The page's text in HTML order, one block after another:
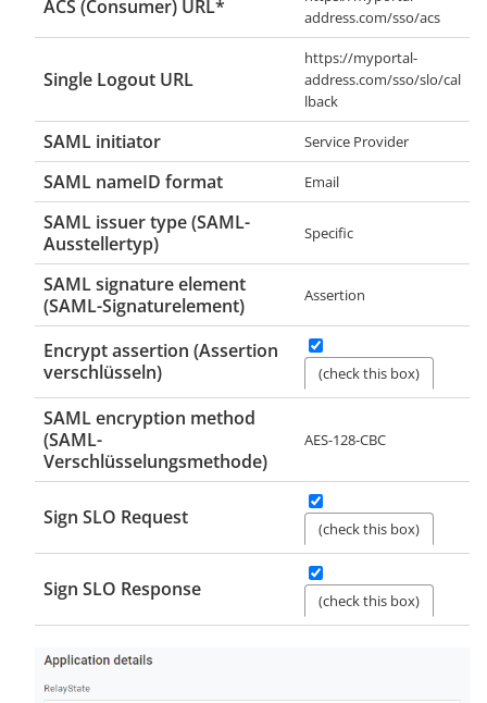
ACS (Consumer) URL*
address.com/sso/acs
Single Logout URL
https://myportal-
address.com/sso/slo/cal
lback
SAML initiator Service Provider
SAML nameID format Email
SAML issuer type (SAML-
Ausstellertyp)
Specific
SAML signature element
(SAML-Signaturelement)
Assertion
Encrypt assertion (Assertion
verschlüsseln)
(check this box)
SAML encryption method
(SAML-
Verschlüsselungsmethode)
AES-128-CBC
Sign SLO Request (check this box)
Sign SLO Response (check this box)